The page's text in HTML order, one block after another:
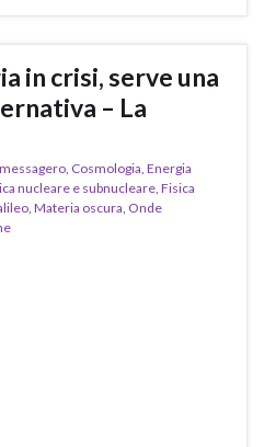
in crisi, serve una
– La
Cosmologia Energia
nucleare e subnucleare Fisica
Materia oscura Onde